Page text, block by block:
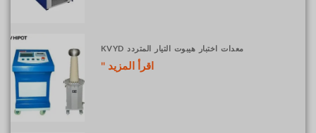
معدات اختبار هيبوت التيار المتردد KVYD
اقرأ المزيد "